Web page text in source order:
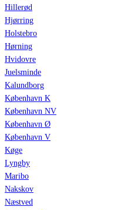
Hillerød
Hjørring
Holstebro
Hørning
Hvidovre
Juelsminde
Kalundborg
København K
København NV
København Ø
København V
Køge
Lyngby
Maribo
Nakskov
Næstved